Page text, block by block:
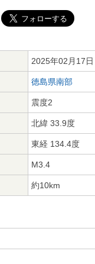
2025年02月17
徳島県南部
震度2
北緯 33.9度
東経 134.4度
M3.4
約10km